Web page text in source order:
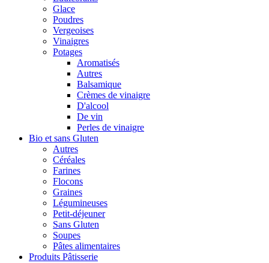
Glace
Poudres
Vergeoises
Vinaigres
Potages
Aromatisés
Autres
Balsamique
Crèmes de vinaigre
D'alcool
De vin
Perles de vinaigre
Bio et sans Gluten
Autres
Céréales
Farines
Flocons
Graines
Légumineuses
Petit-déjeuner
Sans Gluten
Soupes
Pâtes alimentaires
Produits Pâtisserie